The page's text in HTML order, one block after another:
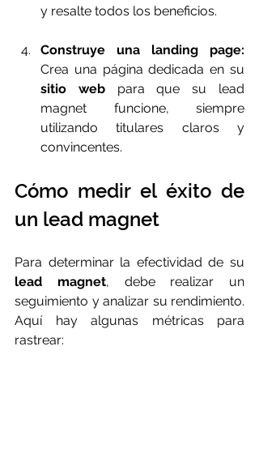
y resalte todos los beneficios.
Construye una landing page:
sitio web para que su lead
magnet funcione, siempre
utilizando titulares claros y
convincentes.
Cómo medir el éxito de
un lead magnet
lead magnet, debe realizar un
seguimiento y analizar su rendimiento.
Aquí hay algunas métricas para
rastrear: